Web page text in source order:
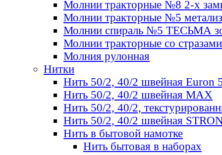
Молнии тракторные №8 2-х
Молнии тракторные №5
Молнии спираль №5 ТЕСЬМА
Молнии тракторные со стразами
Молния рулонная
Нитки
Нить 50/2, 40/2 швейная Euron
Нить 50/2, 40/2 швейная МАХ
Нить 50/2, 40/2,
Нить 50/2, 40/2 швейная
Нить в бытовой намотке
Нить бытовая в наборах